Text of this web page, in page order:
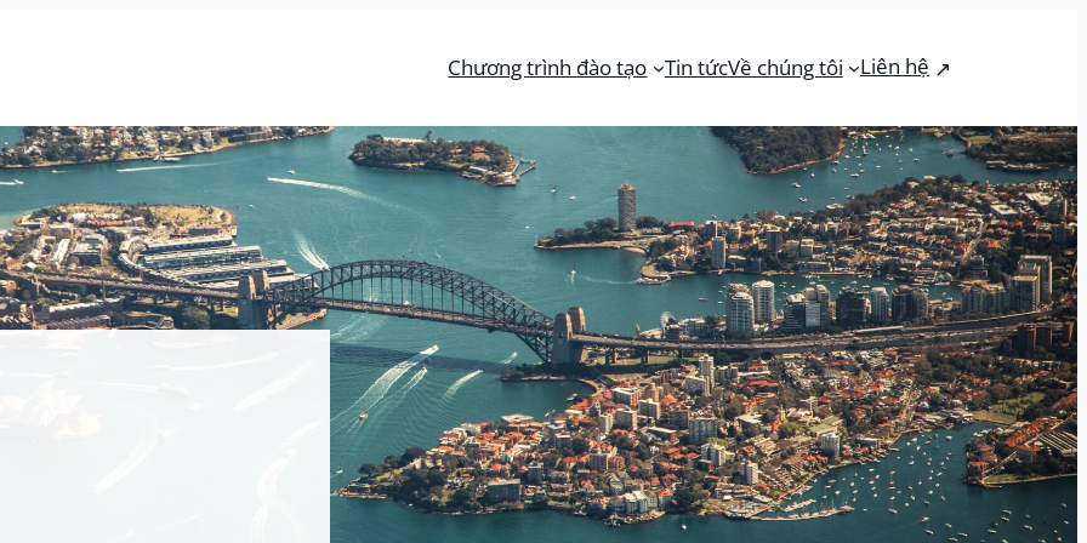
Chương trình đào tạo Tin tứcVề chúng tôi Liên hệ